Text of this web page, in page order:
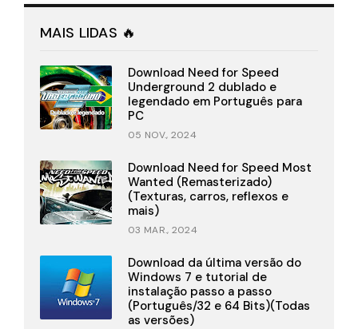
MAIS LIDAS 🔥
Download Need for Speed
Underground 2 dublado e
legendado em Português para
PC
05 NOV., 2024
Download Need for Speed Most
Wanted (Remasterizado)
(Texturas, carros, reflexos e
mais)
03 MAR., 2024
Download da última versão do
Windows 7 e tutorial de
instalação passo a passo
(Português/32 e 64 Bits)(Todas
as versões)